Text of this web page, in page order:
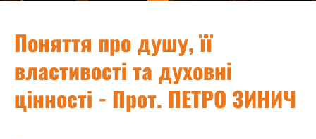
Поняття про душу, її
властивості та духовні
цінності - Прот. ПЕТРО ЗИНИЧ